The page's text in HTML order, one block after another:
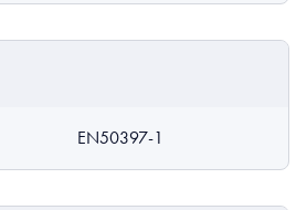
EN50397-1